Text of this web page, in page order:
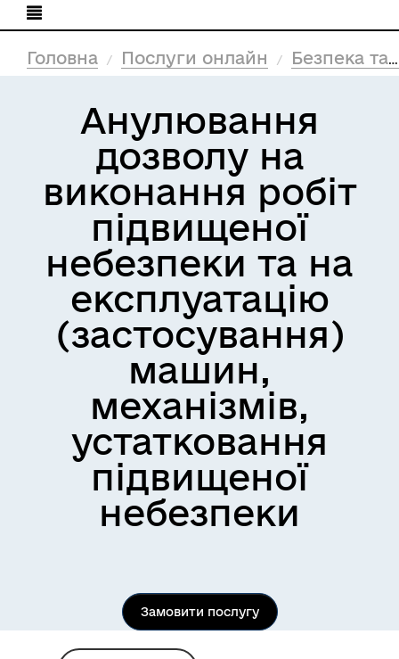
Головна Послуги онлайн Безпека та захист
Анулювання
дозволу на
виконання робіт
підвищеної
небезпеки та на
експлуатацію
(застосування)
машин,
механізмів,
устатковання
підвищеної
небезпеки
Замовити послугу